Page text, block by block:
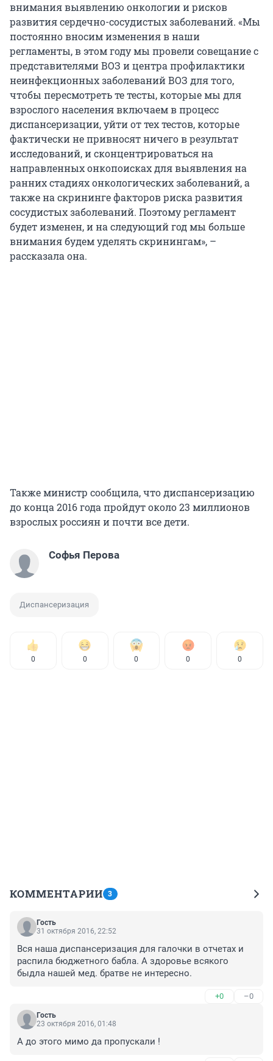
внимания выявлению онкологии и рисков
развития сердечно-сосудистых заболеваний. «Мы
постоянно вносим изменения в наши
регламенты, в этом году мы провели совещание с
представителями ВОЗ и центра профилактики
неинфекционных заболеваний ВОЗ для того,
чтобы пересмотреть те тесты, которые мы для
взрослого населения включаем в процесс
диспансеризации, уйти от тех тестов, которые
фактически не привносят ничего в результат
исследований, и сконцентрироваться на
направленных онкопоисках для выявления на
ранних стадиях онкологических заболеваний, а
также на скрининге факторов риска развития
сосудистых заболеваний. Поэтому регламент
будет изменен, и на следующий год мы больше
внимания будем уделять скринингам», –
рассказала она.
Также министр сообщила, что диспансеризацию
до конца 2016 года пройдут около 23 миллионов
взрослых россиян и почти все дети.
Софья Перова
Диспансеризация
0 0 0 0 0
КОММЕНТАРИИ 3
Гость
31 октября 2016, 22:52
Вся наша диспансеризация для галочки в отчетах и
распила бюджетного бабла. А здоровье всякого
быдла нашей мед. братве не интересно.
+0 –0
Гость
23 октября 2016, 01:48
А до этого мимо да пропускали !